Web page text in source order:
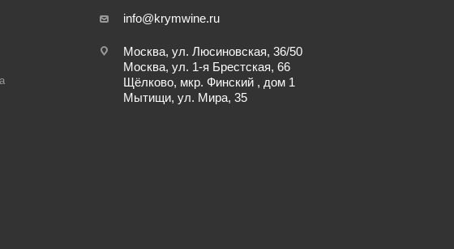
info@krymwine.ru
Москва, ул. Люсиновская, 36/50
Москва, ул. 1-я Брестская, 66
Щёлково, мкр. Финский , дом 1
Мытищи, ул. Мира, 35